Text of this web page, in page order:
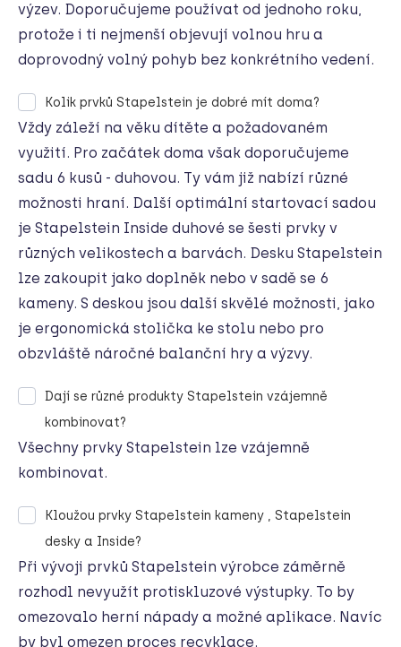
výzev. Doporučujeme používat od jednoho roku,
protože i ti nejmenší objevují volnou hru a
doprovodný volný pohyb bez konkrétního vedení.
Kolik prvků Stapelstein je dobré mít doma?
Vždy záleží na věku dítěte a požadovaném
využití. Pro začátek doma však doporučujeme
sadu 6 kusů - duhovou. Ty vám již nabízí různé
možnosti hraní. Další optimální startovací sadou
je Stapelstein Inside duhové se šesti prvky v
různých velikostech a barvách. Desku Stapelstein
lze zakoupit jako doplněk nebo v sadě se 6
kameny. S deskou jsou další skvělé možnosti, jako
je ergonomická stolička ke stolu nebo pro
obzvláště náročné balanční hry a výzvy.
Dají se různé produkty Stapelstein vzájemně
kombinovat?
Všechny prvky Stapelstein lze vzájemně
kombinovat.
Kloužou prvky Stapelstein kameny , Stapelstein
desky a Inside?
Při vývoji prvků Stapelstein výrobce záměrně
rozhodl nevyužít protiskluzové výstupky. To by
omezovalo herní nápady a možné aplikace. Navíc
by byl omezen proces recyklace.